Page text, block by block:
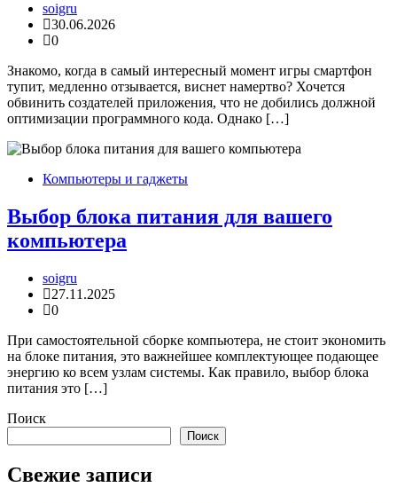
soigru
30.06.2026
0
Знакомо, когда в самый интересный момент игры смартфон
тупит, медленно отзывается, виснет намертво? Хочется
обвинить создателей приложения, что не добились должной
оптимизации программного кода. Однако […]
Компьютеры и гаджеты
Выбор блока питания для вашего
компьютера
soigru
27.11.2025
0
При самостоятельной сборке компьютера, не стоит экономить
на блоке питания, это важнейшее комплектующее подающее
энергию ко всем узлам системы. Как правило, выбор блока
питания это […]
Поиск
Поиск
Свежие записи